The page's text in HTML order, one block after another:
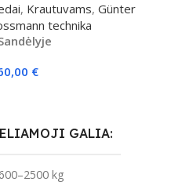
, Krautuvams, Günter
technika
€
GALIA
kg